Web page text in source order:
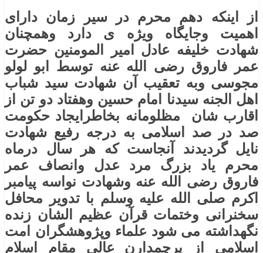
از اینکه دهم محرم در سیر زمان دارای
اهمیت وجایگاه ویژه ی دارد وهمچنان
شهادت خلیفه عادل امیر المومنین حضرت
عمر فاروق رضی ‌الله عنه توسط ابو لولو
مجوسی وبه تعقیب آن شهادت سید شباب
اهل الجنه سیدنا امام حسین وهفتاد دو تن از
اقارب شان مظلومانه بخاطرایجاد حکومت
صد در صد اسلامی به درجه رفیع شهادت
نایل گردیدند آنجاست که هر سال درماه
محرم یاد بزرگ مرد عدل وانصاف عمر
فاروق رضی ‌الله عنه وشهادت نواسه پیامبر
اکرم صلی ‌الله ‌عليه ‌وسلم با تدویر محافل
سخنرانی وختمات قرآن عظیم الشان زنده
نگهداشته می شود علماء وپژوهشگران امت
اسلامی از پرچمدارن عالی مقام اسلام